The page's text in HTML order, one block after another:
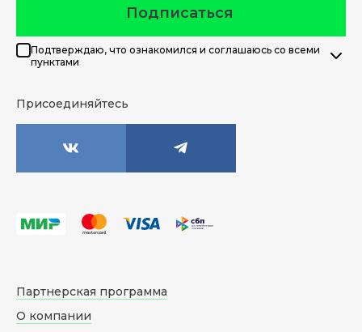
Подписаться
Подтверждаю, что ознакомился и соглашаюсь со всеми
пунктами
Присоединяйтесь
Партнерская программа
О компании